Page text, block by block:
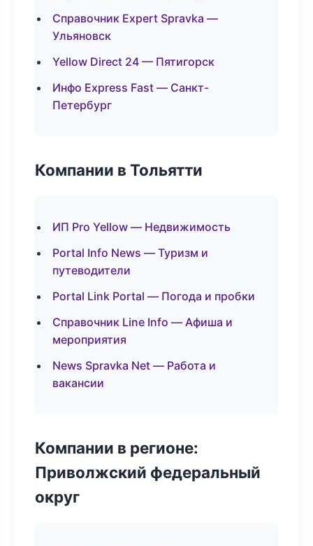
Справочник Expert Spravka —
Ульяновск
Yellow Direct 24 — Пятигорск
Инфо Express Fast — Санкт-
Петербург
Компании в Тольятти
ИП Pro Yellow — Недвижимость
Portal Info News — Туризм и
путеводители
Portal Link Portal — Погода и пробки
Справочник Line Info — Афиша и
мероприятия
News Spravka Net — Работа и
вакансии
Компании в регионе:
Приволжский федеральный
округ